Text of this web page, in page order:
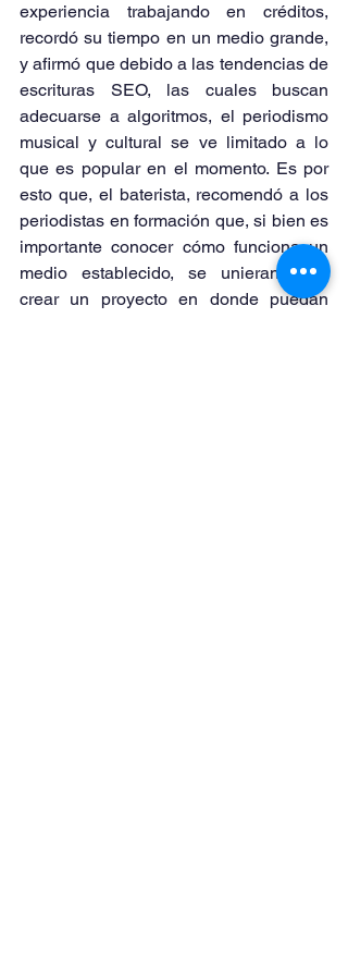
experiencia trabajando en créditos,
recordó su tiempo en un medio grande,
y afirmó que debido a las tendencias de
escrituras SEO, las cuales buscan
adecuarse a algoritmos, el periodismo
musical y cultural se ve limitado a lo
que es popular en el momento. Es por
esto que, el baterista, recomendó a los
periodistas en formación que, si bien es
importante conocer cómo funciona un
medio establecido, se unieran para
crear un proyecto en donde puedan